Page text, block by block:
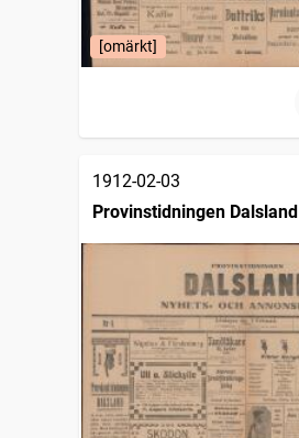
[omärkt]
1912-02-03
Provinstidningen Dalsland